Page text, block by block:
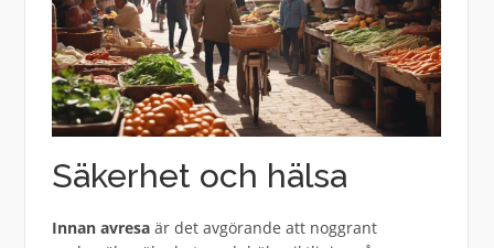
Säkerhet och hälsa
Innan avresaär det avgörande att noggrant